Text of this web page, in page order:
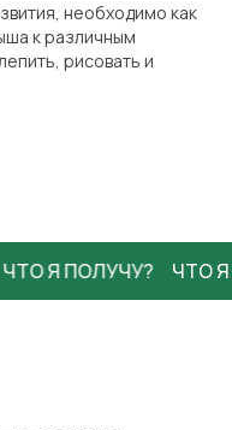
необходимо как
к различным
рисовать и
Я ПОЛУЧУ? ЧТО Я